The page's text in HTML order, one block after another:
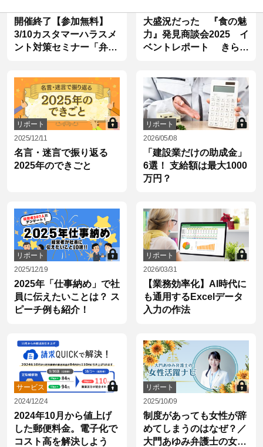
開催終了【参加無料】
3/10カスタマーハラスメ
ント対策セミナー「弁護
13：00から。後日アーカ
イブ視聴も可能
大盛況だった 『食の魅
力』発見商談会2025 イ
ベントレポート きらや
リポート
2025/12/11
名言・迷言で振り返る
2025年のできごと
リポート
2026/05/08
「建設業だけの助成金」
6選！ 支給額は最大1000
万円？
リポート
2025/12/19
2025年「仕事納め」で社
員に伝えたいことは？ ス
ピーチ例も紹介！
リポート
2026/03/31
【業務効率化】AI時代に
も通用するExcelデータ
入力の作法
サービス
2024/12/24
2024年10月から値上げ
した郵便料金。電子化で
コスト高を解決しよう
リポート
2025/10/09
制度があっても女性が辞
めてしまうのはなぜ？／
大門あゆみ弁護士の女性